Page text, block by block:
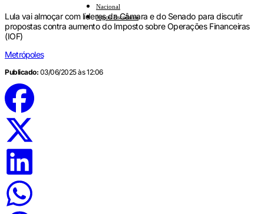
Nacional
Jogos Escolares
Lula vai almoçar com líderes da Câmara e do Senado para discutir
propostas contra aumento do Imposto sobre Operações Financeiras
(IOF)
Metrópoles
Publicado: 03/06/2025 às 12:06